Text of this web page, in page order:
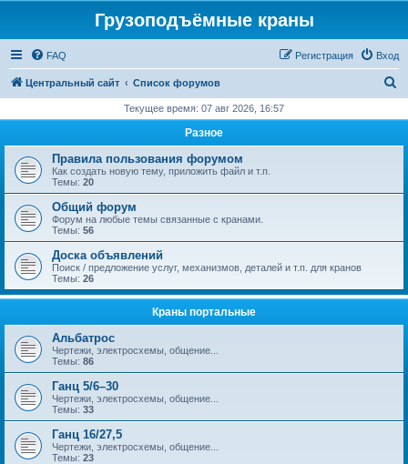
Грузоподъёмные краны
FAQ Вход
Регистрация
Центральный сайт Список форумов
с
Текущее время: 07 авг 2026, 16:57
Разное
Правила пользования форумом
Как создать новую тему, приложить файл и т.п.
Темы: 20
Общий форум
Форум на любые темы связанные с кранами.
Темы: 56
Доска объявлений
Поиск / предложение услуг, механизмов, деталей и т.п. для кранов
Темы: 26
Краны портальные
Альбатрос
Чертежи, электросхемы, общение...
Темы: 86
Ганц 5/6–30
Чертежи, электросхемы, общение...
Темы: 33
Ганц 16/27,5
Чертежи, электросхемы, общение...
Темы: 23